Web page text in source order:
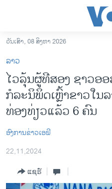
ເຂົ້າ
ຫາ
ຂ້າມ
ຂ້າມ
ຂ້າມ
ໄປ
ຫາ
ຊອກ
ລາວ
ອາເມຣິກາ
ການເລືອກຕັ້ງ ປະທານາທີບໍດີ ສະຫ
ອິດສະຫຼະພາບດ້ານການຂ່າວ
ວັນເສົາ, 08 ສິງຫາ 2026
ລາວ
ໄວລຸ້ນຜູ້ທີສອງ ຊາວອ
ກໍລະນິພິດເຫຼົ້າຂາວໃນ
ທ່ອງທ່ຽວແລ້ວ 6 ຄົນ
ອົງການຂ່າວເອພີ
22,11,2024
ແຊຣ໌